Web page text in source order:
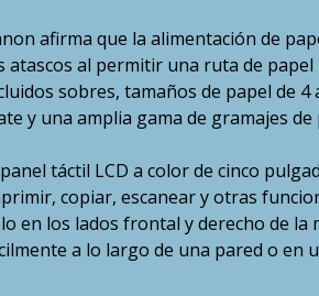
afirma que la alimentación de
atascos al permitir una ruta de
sobres, tamaños de papel de
y una amplia gama de gramajes de
táctil LCD a color de cinco
copiar, escanear y otras
en los lados frontal y derecho de la
a lo largo de una pared o en